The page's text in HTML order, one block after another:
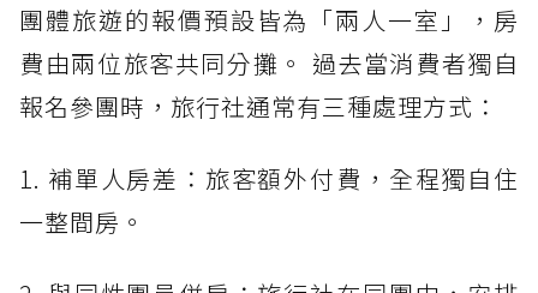
團體旅遊的報價預設皆為「兩人一室」，房
費由兩位旅客共同分攤。 過去當消費者獨自
報名參團時，旅行社通常有三種處理方式：
1. 補單人房差：旅客額外付費，全程獨自住
一整間房。